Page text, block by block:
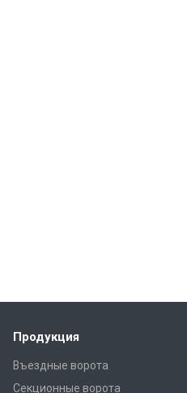
Продукция
Въездные ворота
Секционные ворота